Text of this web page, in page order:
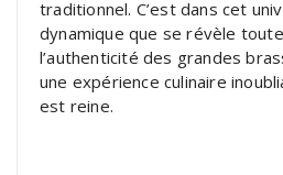
traditionnel. C’est dans cet
dynamique que se révèle
l’authenticité des grandes
une expérience culinaire
est reine.